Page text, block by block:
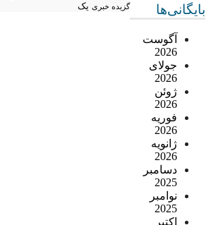
بایگانی‌ها
آگوست
2026
جولای
2026
ژوئن
2026
فوریه
2026
ژانویه
2026
دسامبر
2025
نوامبر
2025
اکتبر
گزیده خبری یک